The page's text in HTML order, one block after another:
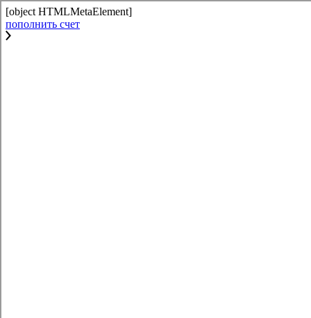
[object HTMLMetaElement]
пополнить счет